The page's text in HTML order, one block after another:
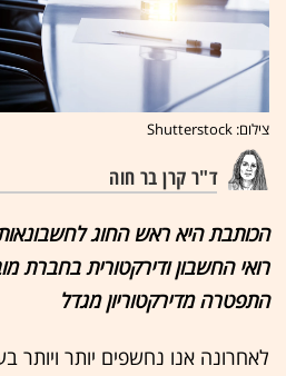
צילום: Shutterstock
ד"ר קרן בר חוה
הכותבת היא ראש החוג
רואי החשבון ודירקטורית בחברת
התפטרה מדירקטוריון מגדל
לאחרונה אנו נחשפים יותר ויותר